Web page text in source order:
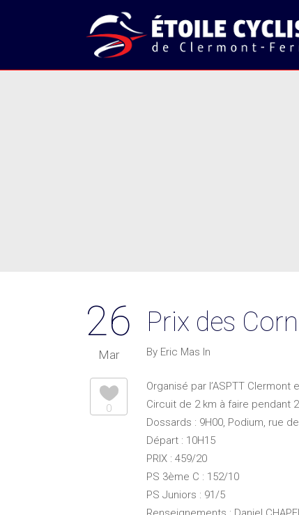
26
Mar
0
Prix des
By Eric Mas In
Organisé par l’ASPTT Clermont
Circuit de 2 km à faire pendant
Dossards : 9H00, Podium, rue
Départ : 10H15
PRIX : 459/20
PS 3ème C : 152/10
PS Juniors : 91/5